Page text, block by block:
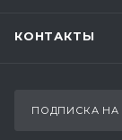
КОНТАКТЫ
ПОДПИСКА НА